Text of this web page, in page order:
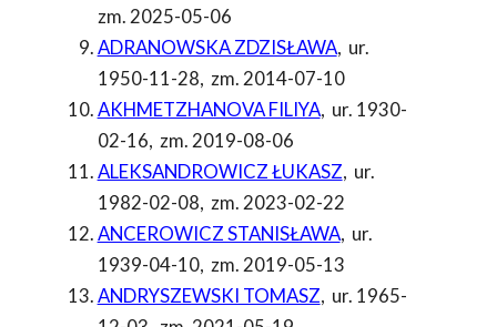
zm. 2025-05-06
ADRANOWSKA ZDZISŁAWA, ur.
1950-11-28, zm. 2014-07-10
AKHMETZHANOVA FILIYA, ur. 1930-
02-16, zm. 2019-08-06
ALEKSANDROWICZ ŁUKASZ, ur.
1982-02-08, zm. 2023-02-22
ANCEROWICZ STANISŁAWA, ur.
1939-04-10, zm. 2019-05-13
ANDRYSZEWSKI TOMASZ, ur. 1965-